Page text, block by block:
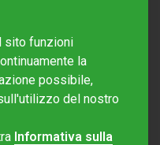
SA
sito funzioni
la
possibile,
del nostro
Informativa sulla